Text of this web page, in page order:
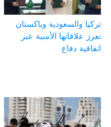
تركيا والسعودية وباكستان
تعزز علاقاتها الأمنية عبر
اتفاقية دفاع